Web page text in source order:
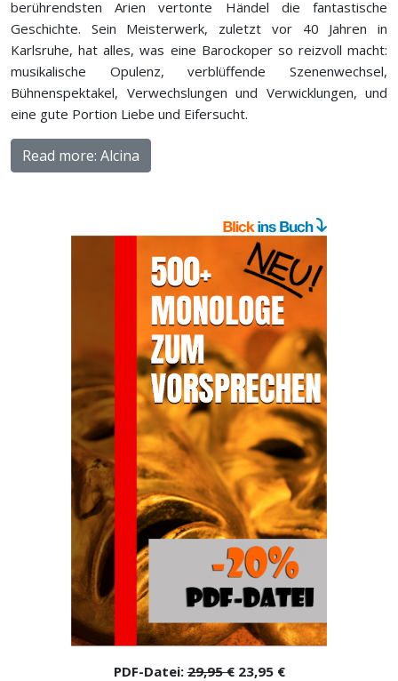
berührendsten Arien vertonte Händel die fantastische
Geschichte. Sein Meisterwerk, zuletzt vor 40 Jahren in
Karlsruhe, hat alles, was eine Barockoper so reizvoll macht:
musikalische Opulenz, verblüffende Szenenwechsel,
Bühnenspektakel, Verwechslungen und Verwicklungen, und
eine gute Portion Liebe und Eifersucht.
Read more: Alcina
PDF-Datei:29,95 €23,95 €